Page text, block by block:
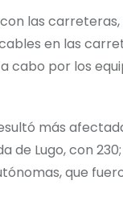
las
en las
cabo por los
más
de Lugo, con
que